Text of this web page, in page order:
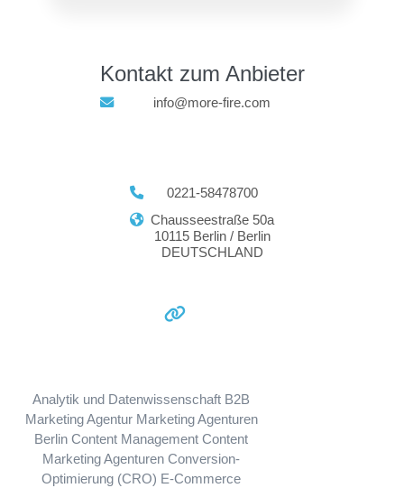
Kontakt zum Anbieter
info@more-fire.com
0221‑58478700
Chausseestraße 50a
10115 Berlin / Berlin
DEUTSCHLAND
Analytik und Datenwissenschaft B2B
Marketing Agentur Marketing Agenturen
Berlin Content Management Content
Marketing Agenturen Conversion-
Optimierung (CRO) E-Commerce